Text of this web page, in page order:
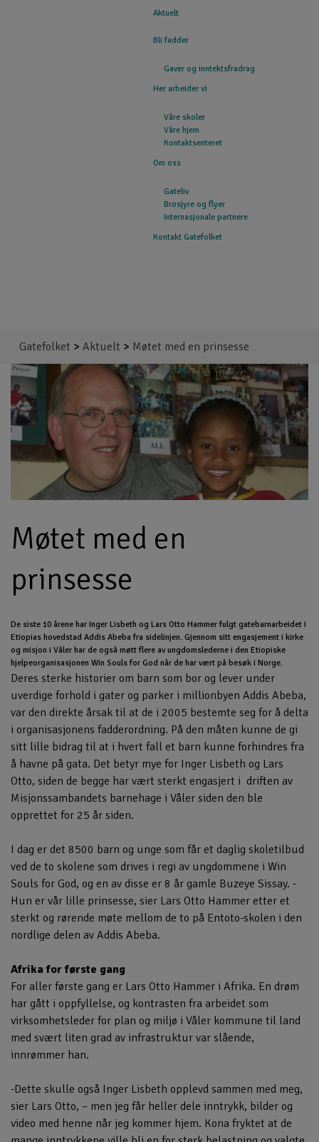
Aktuelt
Bli fadder
Gaver og inntektsfradrag
Her arbeider vi
Våre skoler
Våre hjem
Kontaktsenteret
Om oss
Gateliv
Brosjyre og flyer
Internasjonale partnere
Kontakt Gatefolket
Gatefolket > Aktuelt > Møtet med en prinsesse
Møtet med en
prinsesse
De siste 10 årene har Inger Lisbeth og Lars Otto Hammer fulgt gatebarnarbeidet i
Etiopias hovedstad Addis Abeba fra sidelinjen. Gjennom sitt engasjement i kirke
og misjon i Våler har de også møtt flere av ungdomslederne i den Etiopiske
hjelpeorganisasjonen Win Souls for God når de har vært på besøk i Norge.
Deres sterke historier om barn som bor og lever under
uverdige forhold i gater og parker i millionbyen Addis Abeba,
var den direkte årsak til at de i 2005 bestemte seg for å delta
i organisasjonens fadderordning. På den måten kunne de gi
sitt lille bidrag til at i hvert fall et barn kunne forhindres fra
å havne på gata. Det betyr mye for Inger Lisbeth og Lars
Otto, siden de begge har vært sterkt engasjert i driften av
Misjonssambandets barnehage i Våler siden den ble
opprettet for 25 år siden.
I dag er det 8500 barn og unge som får et daglig skoletilbud
ved de to skolene som drives i regi av ungdommene i Win
Souls for God, og en av disse er 8 år gamle Buzeye Sissay. -
Hun er vår lille prinsesse, sier Lars Otto Hammer etter et
sterkt og rørende møte mellom de to på Entoto-skolen i den
nordlige delen av Addis Abeba.
Afrika for første gang
For aller første gang er Lars Otto Hammer i Afrika. En drøm
har gått i oppfyllelse, og kontrasten fra arbeidet som
virksomhetsleder for plan og miljø i Våler kommune til land
med svært liten grad av infrastruktur var slående,
innrømmer han.
-Dette skulle også Inger Lisbeth opplevd sammen med meg,
sier Lars Otto, – men jeg får heller dele inntrykk, bilder og
video med henne når jeg kommer hjem. Kona fryktet at de